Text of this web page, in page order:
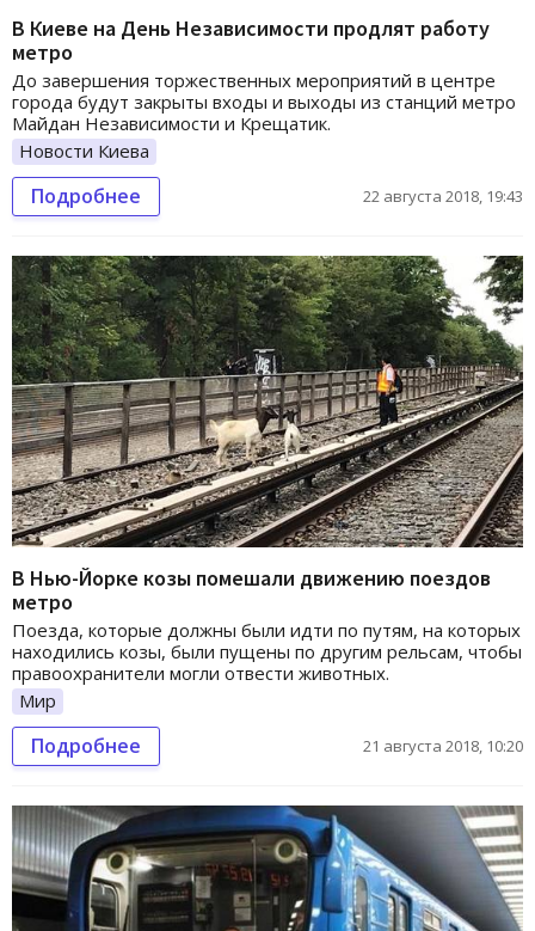
В Киеве на День Независимости продлят работу
метро
До завершения торжественных мероприятий в центре
города будут закрыты входы и выходы из станций метро
Майдан Независимости и Крещатик.
Новости Киева
Подробнее 22 августа 2018, 19:43
В Нью-Йорке козы помешали движению поездов
метро
Поезда, которые должны были идти по путям, на которых
находились козы, были пущены по другим рельсам, чтобы
правоохранители могли отвести животных.
Мир
Подробнее 21 августа 2018, 10:20